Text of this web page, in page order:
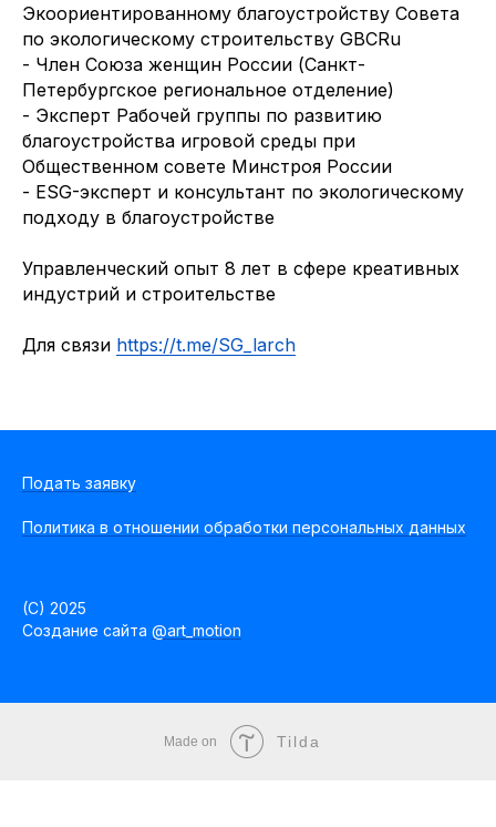
Экоориентированному благоустройству Совета
по экологическому строительству GBCRu
- Член Союза женщин России (Санкт-
Петербургское региональное отделение)
- Эксперт Рабочей группы по развитию
благоустройства игровой среды при
Общественном совете Минстроя России
- ESG-эксперт и консультант по экологическому
подходу в благоустройстве
Управленческий опыт 8 лет в сфере креативных
индустрий и строительстве
Для связи https://t.me/SG_larch
Подать заявку
Политика в отношении обработки персональных данных
(C) 2025
Создание сайта @art_motion
Made on Tilda